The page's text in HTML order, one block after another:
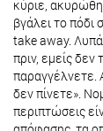
κύριε,
βγάλει το πόδι
take away.
πριν, εμείς
παραγγέλνετε.
δεν πίνετε».
περιπτώσεις